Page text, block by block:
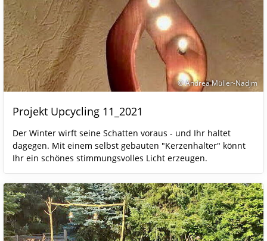
© Andrea Müller-Nadjm
Projekt Upcycling 11_2021
Der Winter wirft seine Schatten voraus - und Ihr haltet
dagegen. Mit einem selbst gebauten "Kerzenhalter" könnt
Ihr ein schönes stimmungsvolles Licht erzeugen.